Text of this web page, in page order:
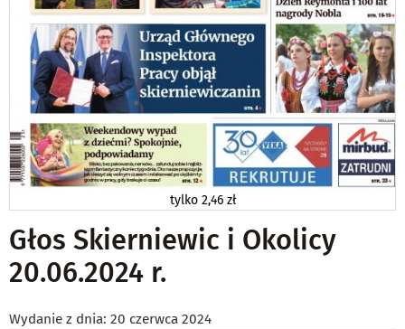
tylko2,46 zł
Głos Skierniewic i Okolicy
20.06.2024 r.
Wydanie z dnia: 20 czerwca 2024